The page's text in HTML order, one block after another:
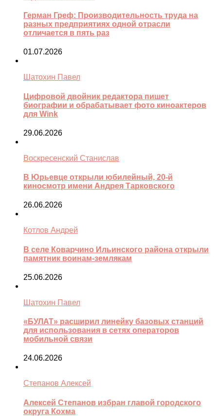
Герман Греф: Производительность труда на
разных предприятиях одной отрасли
отличается в пять раз
01.07.2026
Шатохин Павел
Цифровой двойник редактора пишет
биографии и обрабатывает фото киноактеров
для Wink
29.06.2026
Воскресенский Станислав
В Юрьевце открыли юбилейный, 20-й
киносмотр имени Андрея Тарковского
26.06.2026
Котлов Андрей
В селе Коварчино Ильинского района открыли
памятник воинам-землякам
25.06.2026
Шатохин Павел
«БУЛАТ» расширил линейку базовых станций
для использования в сетях операторов
мобильной связи
24.06.2026
Степанов Алексей
Алексей Степанов избран главой городского
округа Кохма